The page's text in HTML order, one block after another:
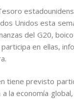
Unidos esta
del G20,
en ellas,
tiene previsto
a la economía